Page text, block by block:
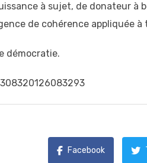
à sujet, de donateur à
de cohérence appliquée à
démocratie.
Facebook